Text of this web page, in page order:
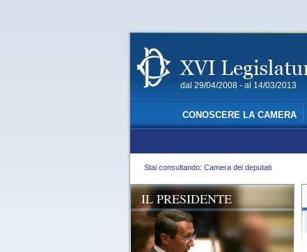
dal 29/04/2008 - al 14/03/2013
CONOSCERE LA CAMERA
Stai consultando: Camera dei deputati
IL PRESIDENTE